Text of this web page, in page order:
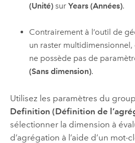
(Unité) surYears (Années).
Contrairement à l’outil de
un raster multidimensionnel ,
ne possède pas de
(Sans dimension).
Utilisez les paramètres du
Definition (Définition de
sélectionner la dimension à
d’agrégation à l’aide d’un mot-